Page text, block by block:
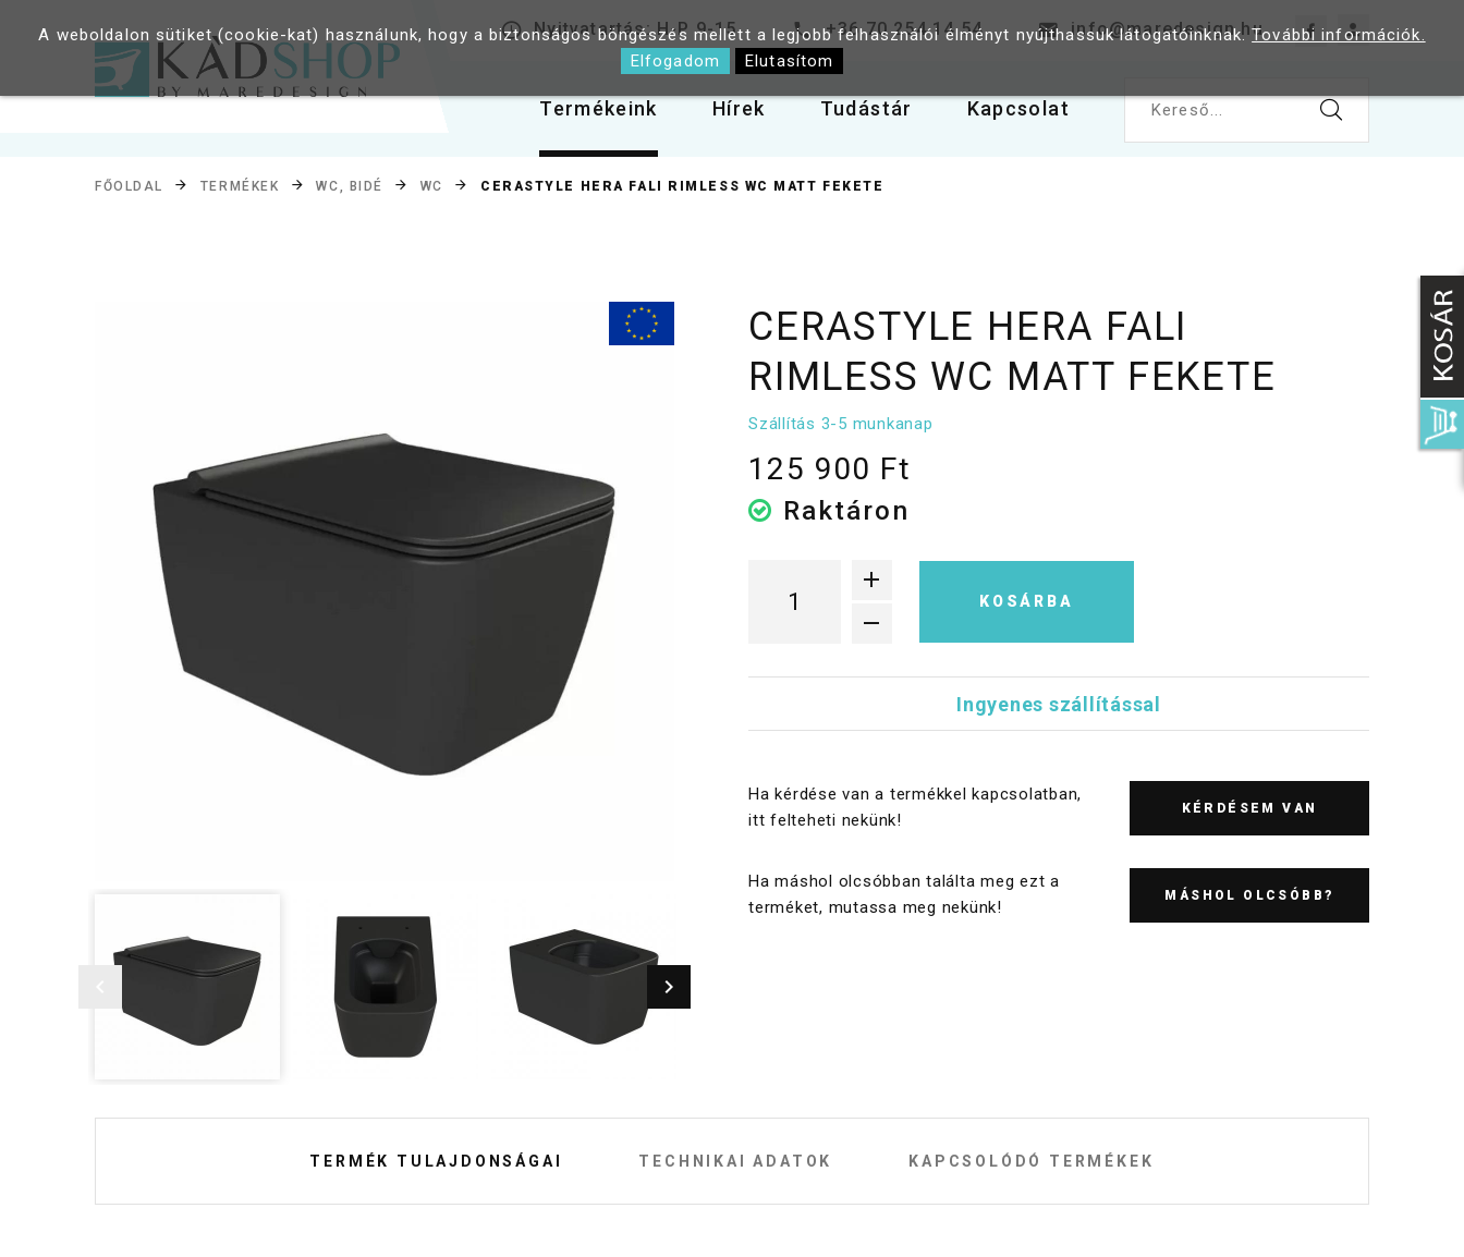
Nyitvatartás: H-P 9-15 +36 70 254 14 54 info@maredesign.hu
Termékeink Hírek Tudástár Kapcsolat Kereső...
FŐOLDAL TERMÉKEK WC, BIDÉ WC CERASTYLE HERA FALI RIMLESS WC MATT FEKETE
CERASTYLE HERA FALI
RIMLESS WC MATT FEKETE
Szállítás 3-5 munkanap
125 900 Ft
Raktáron
KOSÁRBA
Ingyenes szállítással
Ha kérdése van a termékkel kapcsolatban,
itt felteheti nekünk!
KÉRDÉSEM VAN
Ha máshol olcsóbban találta meg ezt a
terméket, mutassa meg nekünk!
MÁSHOL OLCSÓBB?
TERMÉK TULAJDONSÁGAI TECHNIKAI ADATOK KAPCSOLÓDÓ TERMÉKEK
A weboldalon sütiket (cookie-kat) használunk, hogy a biztonságos böngészés mellett a legjobb felhasználói élményt nyújthassuk látogatóinknak.További információk.
Elfogadom
Elutasítom